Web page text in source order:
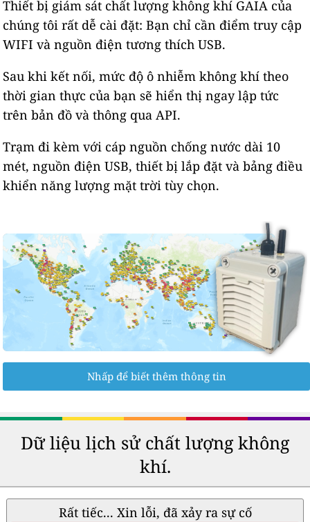
Thiết bị giám sát chất lượng không khí GAIA của
chúng tôi rất dễ cài đặt: Bạn chỉ cần điểm truy cập
WIFI và nguồn điện tương thích USB.
Sau khi kết nối, mức độ ô nhiễm không khí theo
thời gian thực của bạn sẽ hiển thị ngay lập tức
trên bản đồ và thông qua API.
Trạm đi kèm với cáp nguồn chống nước dài 10
mét, nguồn điện USB, thiết bị lắp đặt và bảng điều
khiển năng lượng mặt trời tùy chọn.
Nhấp để biết thêm thông tin
Dữ liệu lịch sử chất lượng không
khí.
Rất tiếc... Xin lỗi, đã xảy ra sự cố